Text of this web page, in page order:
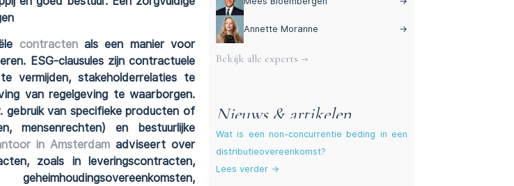
contractenals een manier voor
ESG-clausules zijn contractuele
vermijden, stakeholderrelaties te
van regelgeving te waarborgen.
gebruik van specifieke producten of
mensenrechten) en bestuurlijke
in Amsterdam adviseert over
zoals in leveringscontracten,
Annette Moranne →
Bekijk alle experts →
Nieuws & artikelen
Wat is een non-concurrentie beding in een
distributieovereenkomst?
Lees verder →